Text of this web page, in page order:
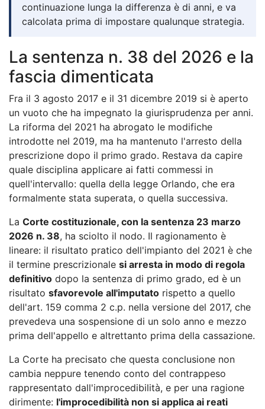
continuazione lunga la differenza è di anni, e va
calcolata prima di impostare qualunque strategia.
La sentenza n. 38 del 2026 e la
fascia dimenticata
Fra il 3 agosto 2017 e il 31 dicembre 2019 si è aperto
un vuoto che ha impegnato la giurisprudenza per anni.
La riforma del 2021 ha abrogato le modifiche
introdotte nel 2019, ma ha mantenuto l'arresto della
prescrizione dopo il primo grado. Restava da capire
quale disciplina applicare ai fatti commessi in
quell'intervallo: quella della legge Orlando, che era
formalmente stata superata, o quella successiva.
La Corte costituzionale, con la sentenza 23 marzo
2026 n. 38, ha sciolto il nodo. Il ragionamento è
lineare: il risultato pratico dell'impianto del 2021 è che
il termine prescrizionale si arresta in modo di regola
definitivo dopo la sentenza di primo grado, ed è un
risultato sfavorevole all'imputato rispetto a quello
dell'art. 159 comma 2 c.p. nella versione del 2017, che
prevedeva una sospensione di un solo anno e mezzo
prima dell'appello e altrettanto prima della cassazione.
La Corte ha precisato che questa conclusione non
cambia neppure tenendo conto del contrappeso
rappresentato dall'improcedibilità, e per una ragione
dirimente: l'improcedibilità non si applica ai reati